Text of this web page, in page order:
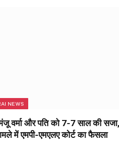
NEWS
मंजू वर्मा और पति को 7-7 साल की
में एमपी-एमएलए कोर्ट का फैसला